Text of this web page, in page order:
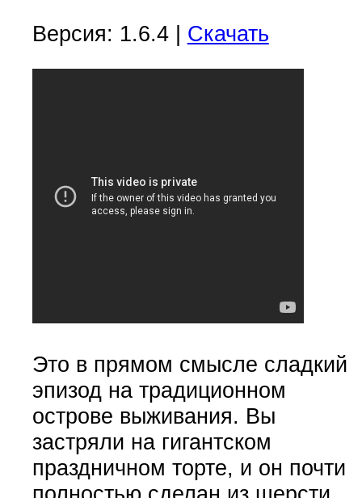
Версия: 1.6.4 | Скачать
Это в прямом смысле сладкий
эпизод на традиционном
острове выживания. Вы
застряли на гигантском
праздничном торте, и он почти